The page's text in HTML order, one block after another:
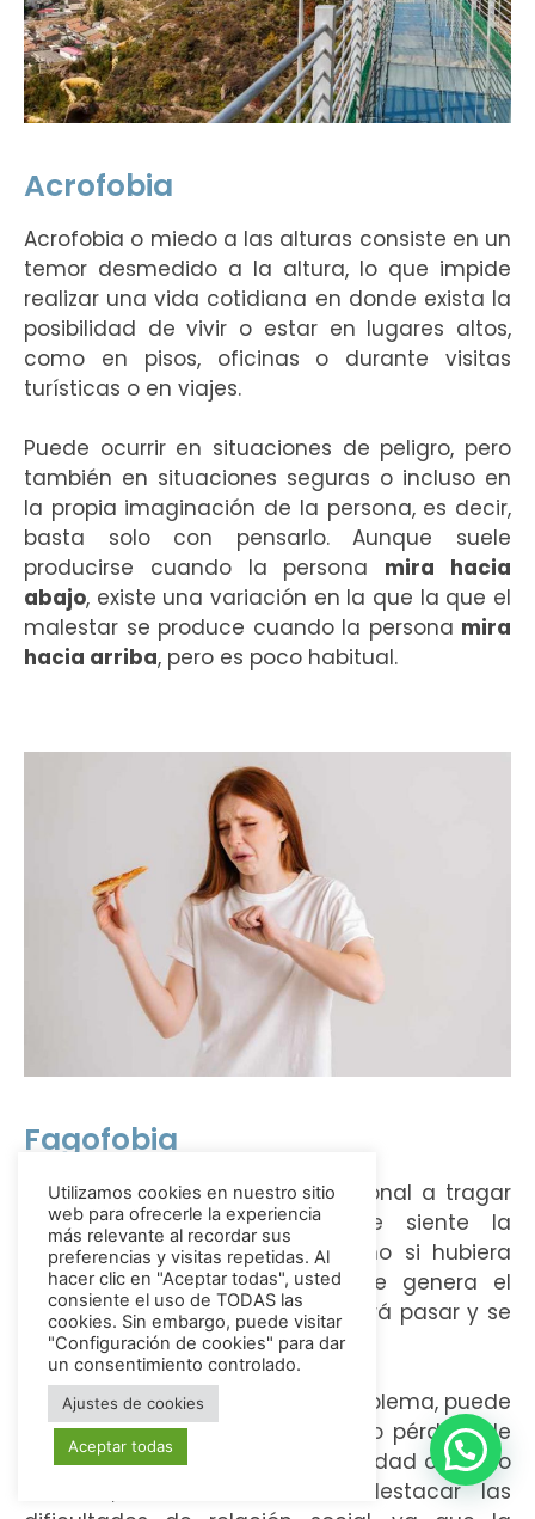
Acrofobia
Acrofobia o miedo a las alturas consiste en un
temor desmedido a la altura, lo que impide
realizar una vida cotidiana en donde exista la
posibilidad de vivir o estar en lugares altos,
como en pisos, oficinas o durante visitas
turísticas o en viajes.
Puede ocurrir en situaciones de peligro, pero
también en situaciones seguras o incluso en
la propia imaginación de la persona, es decir,
basta solo con pensarlo. Aunque suele
producirse cuando la persona mira hacia
abajo, existe una variación en la que la que el
malestar se produce cuando la persona mira
hacia arriba, pero es poco habitual.
Fagofobia
La fagofobia es un miedo irracional a tragar
o atragantarse al comer. Se siente la
garganta más estrecha, o como si hubiera
algo que impide tragar, lo que genera el
temor de que la comida no podrá pasar y se
producirá un ahogamiento.
La tendencia a padecer este problema, puede
acarrear otras dificultades como pérdida de
peso, falta de nutrientes, inseguridad o miedo
a morir, entre otros. Cabe destacar las
Utilizamos cookies en nuestro sitio
web para ofrecerle la experiencia
más relevante al recordar sus
preferencias y visitas repetidas. Al
hacer clic en "Aceptar todas", usted
consiente el uso de TODAS las
cookies. Sin embargo, puede visitar
"Configuración de cookies" para dar
un consentimiento controlado.
Ajustes de cookies
Aceptar todas
¿Tienes dudas? Ponte en contacto con
nosotros por WhatsApp y te las
resolvemos.
Abrir chat